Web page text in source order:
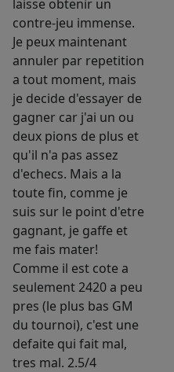
laisse obtenir un
contre-jeu immense.
Je peux maintenant
annuler par repetition
a tout moment, mais
je decide d'essayer de
gagner car j'ai un ou
deux pions de plus et
qu'il n'a pas assez
d'echecs. Mais a la
toute fin, comme je
suis sur le point d'etre
gagnant, je gaffe et
me fais mater!
Comme il est cote a
seulement 2420 a peu
pres (le plus bas GM
du tournoi), c'est une
defaite qui fait mal,
tres mal. 2.5/4